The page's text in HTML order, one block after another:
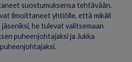
suostumuksensa tehtävään.
ilmoittaneet yhtiölle, että mikäli
he tulevat valitsemaan
puheenjohtajaksi ja Jukka